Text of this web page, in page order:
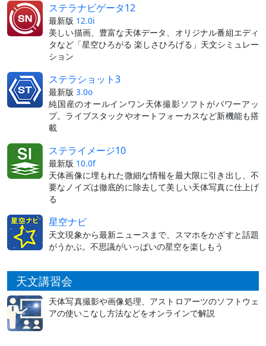
ステラナビゲータ12
最新版 12.0i
美しい描画、豊富な天体データ、オリジナル番組エディ
タなど「星空ひろがる 楽しさひろげる」天文シミュレー
ション
ステラショット3
最新版 3.0o
純国産のオールインワン天体撮影ソフトがパワーアッ
プ。ライブスタックやオートフォーカスなど新機能も搭
載
ステライメージ10
最新版 10.0f
天体画像に埋もれた微細な情報を最大限に引き出し、不
要なノイズは徹底的に除去して美しい天体写真に仕上げ
る
星空ナビ
天文現象から最新ニュースまで、スマホをかざすと話題
がうかぶ。不思議がいっぱいの星空を楽しもう
天文講習会
天体写真撮影や画像処理、アストロアーツのソフトウェ
アの使いこなし方法などをオンラインで解説